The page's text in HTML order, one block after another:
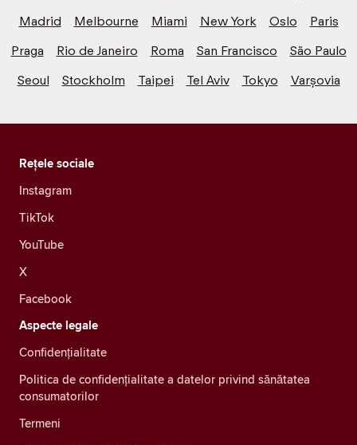
Madrid
Melbourne Miami New York Oslo
Paris
Praga
Rio de Janeiro Roma San Francisco
São Paulo
Seoul
Stockholm Taipei Tel Aviv Tokyo Varșovia
Rețele sociale
Instagram
TikTok
YouTube
X
Facebook
Aspecte legale
Confidenţialitate
Politica de confidențialitate a datelor privind sănătatea
consumatorilor
Termeni